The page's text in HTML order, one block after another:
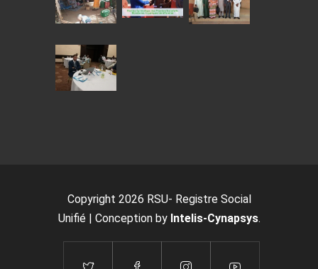
Copyright 2026 RSU- Registre Social
Unifié | Conception by Intelis-Cynapsys.